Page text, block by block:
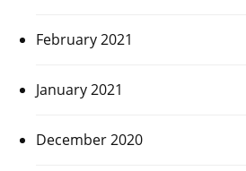
February 2021
January 2021
December 2020